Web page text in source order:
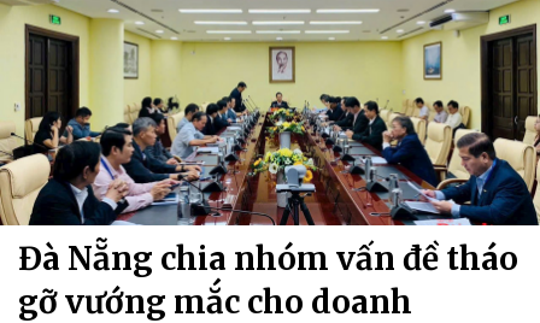
Đà Nẵng chia nhóm vấn đề tháo
gỡ vướng mắc cho doanh